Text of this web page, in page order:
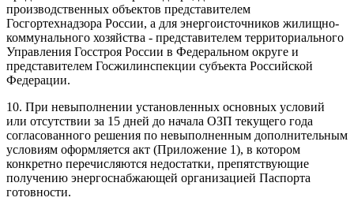
производственных объектов представителем
Госгортехнадзора России, а для энергоисточников жилищно-
коммунального хозяйства - представителем территориального
Управления Госстроя России в Федеральном округе и
представителем Госжилинспекции субъекта Российской
Федерации.
10. При невыполнении установленных основных условий
или отсутствии за 15 дней до начала ОЗП текущего года
согласованного решения по невыполненным дополнительным
условиям оформляется акт (Приложение 1), в котором
конкретно перечисляются недостатки, препятствующие
получению энергоснабжающей организацией Паспорта
готовности.